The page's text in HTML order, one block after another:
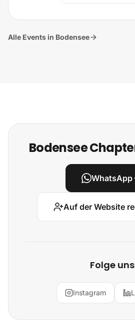
Alle Events in Bodensee
Bodensee
WhatsApp
Auf der Website
Folge uns
Instagram